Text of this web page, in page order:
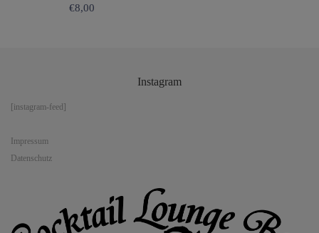
€8,00
Instagram
[instagram-feed]
Impressum
Datenschutz